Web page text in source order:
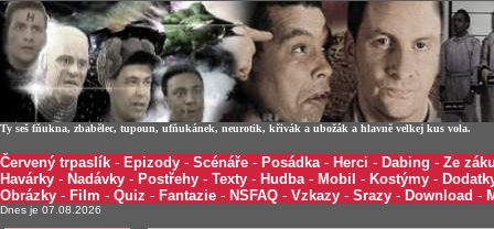
Ty seš fňukna, zbabělec, tupoun, ufňukánek, neurotik, křivák a ubožák a hlavně velkej kus vola.
Červený trpaslík - Epizody - Scénáře - Posádka- Herci - Dabing - Ze
Havárky - Nadávky - Postřehy - Texty - Hudba- Mobil - Kostýmy -
Obrázky - Film - Quiz - Fantazie - NSFAQ - Vzkazy - Srazy - Download -
Dnes je 07.08.2026